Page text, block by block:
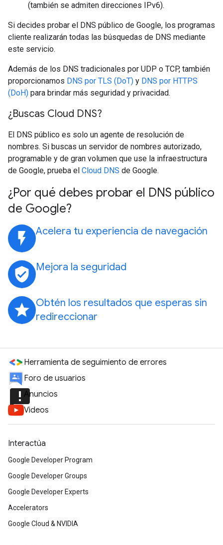
(también se admiten direcciones IPv6).
Si decides probar el DNS público de Google, los programas
cliente realizarán todas las búsquedas de DNS mediante
este servicio.
Además de los DNS tradicionales por UDP o TCP, también
proporcionamos DNS por TLS (DoT) y DNS por HTTPS
(DoH) para brindar más seguridad y privacidad.
¿Buscas Cloud DNS?
El DNS público es solo un agente de resolución de
nombres. Si buscas un servidor de nombres autorizado,
programable y de gran volumen que use la infraestructura
de Google, prueba el Cloud DNS de Google.
¿Por qué debes probar el DNS público
de Google?
flash_on Acelera tu experiencia de navegación
verified_user Mejora la seguridad
grade Obtén los resultados que esperas sin
redireccionar
Herramienta de seguimiento de errores
Foro de usuarios
announcementAnuncios
Videos
Interactúa
Google Developer Program
Google Developer Groups
Google Developer Experts
Accelerators
Google Cloud & NVIDIA